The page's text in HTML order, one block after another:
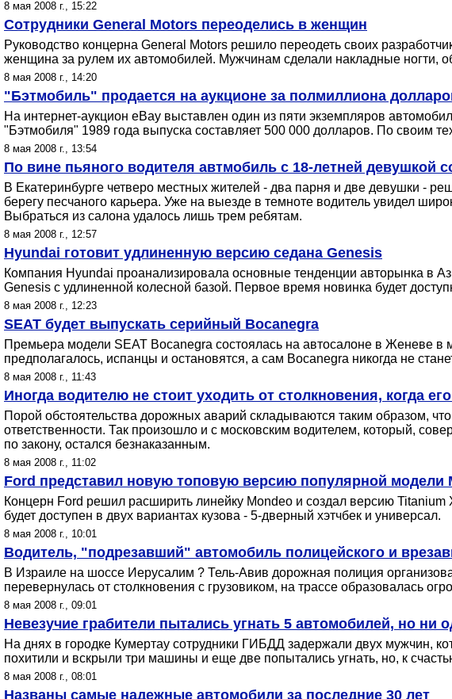
8 мая 2008 г., 15:22
Сотрудники General Motors переоделись в женщин
Руководство концерна General Motors решило переодеть своих
женщина за рулем их автомобилей. Мужчинам сделали накладные ногти,
8 мая 2008 г., 14:20
"Бэтмобиль" продается на аукционе за полмиллиона
На интернет-аукцион eBay выставлен один из пяти экземпляров
"Бэтмобиля" 1989 года выпуска составляет 500 000 долларов. По своим
8 мая 2008 г., 13:54
По вине пьяного водителя автмобиль с 18-летней девушкой
В Екатеринбурге четверо местных жителей - два парня и две девушки -
берегу песчаного карьера. Уже на выезде в темноте водитель увидел
Выбраться из салона удалось лишь трем ребятам.
8 мая 2008 г., 12:57
Hyundai готовит удлиненную версию седана Genesis
Компания Hyundai проанализировала основные тенденции авторынка в
Genesis с удлиненной колесной базой. Первое время новинка будет
8 мая 2008 г., 12:23
SEAT будет выпускать серийный Bocanegra
Премьера модели SEAT Bocanegra состоялась на автосалоне в Женеве в
предполагалось, испанцы и остановятся, а сам Bocanegra никогда не
8 мая 2008 г., 11:43
Иногда водителю не стоит уходить от столкновения, когда
Порой обстоятельства дорожных аварий складываются таким образом,
ответственности. Так произошло и с московским водителем, который,
по закону, остался безнаказанным.
8 мая 2008 г., 11:02
Ford представил новую топовую версию популярной модели
Концерн Ford решил расширить линейку Mondeo и создал версию
будет доступен в двух вариантах кузова - 5-дверный хэтчбек и универсал.
8 мая 2008 г., 10:01
Водитель, "подрезавший" автомобиль полицейского и
В Израиле на шоссе Иерусалим ? Тель-Авив дорожная полиция
перевернулась от столкновения с грузовиком, на трассе образовалась
8 мая 2008 г., 09:01
Невезучие грабители пытались угнать 5 автомобилей, но ни
На днях в городке Кумертау сотрудники ГИБДД задержали двух мужчин,
похитили и вскрыли три машины и еще две попытались угнать, но, к
8 мая 2008 г., 08:01
Названы самые надежные автомобили за последние 30 лет